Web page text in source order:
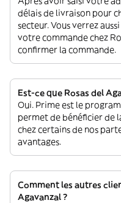
délais de livraison pour
secteur. Vous verrez
votre commande chez
confirmer la commande.
Est-ce que Rosas del
Oui. Prime est le
permet de bénéficier de
chez certains de nos
avantages.
Comment les autres
Agavanzal ?